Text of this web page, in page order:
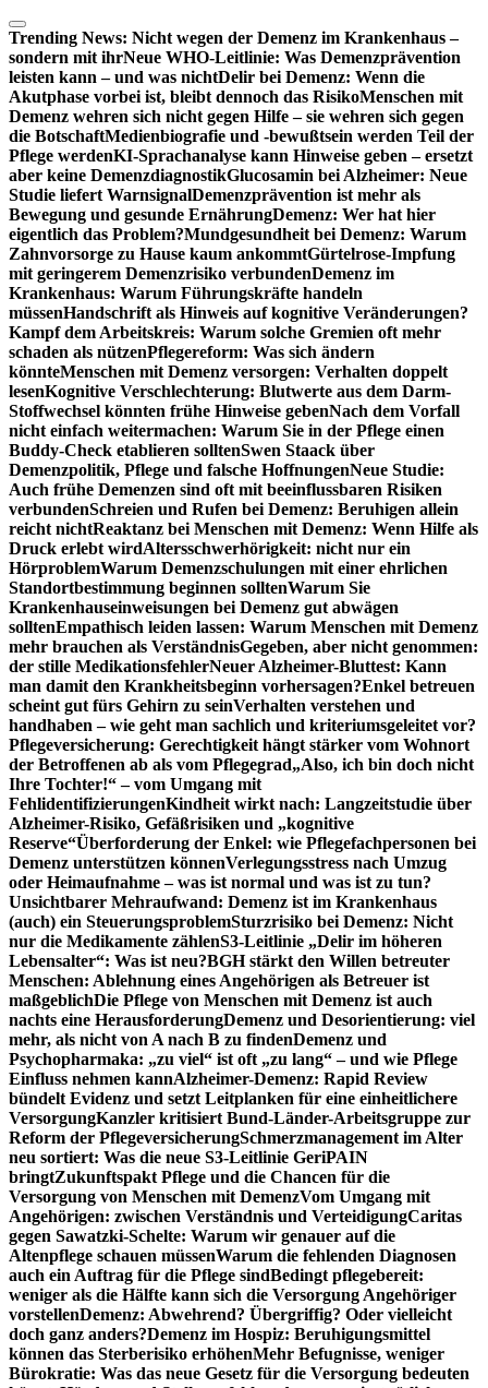
Zum
Inhalt
springen
Trending News: Nicht wegen der Demenz im Krankenhaus –
sondern mit ihrNeue WHO-Leitlinie: Was Demenzprävention
leisten kann – und was nichtDelir bei Demenz: Wenn die
Akutphase vorbei ist, bleibt dennoch das RisikoMenschen mit
Demenz wehren sich nicht gegen Hilfe – sie wehren sich gegen
die BotschaftMedienbiografie und -bewußtsein werden Teil der
Pflege werdenKI-Sprachanalyse kann Hinweise geben – ersetzt
aber keine DemenzdiagnostikGlucosamin bei Alzheimer: Neue
Studie liefert WarnsignalDemenzprävention ist mehr als
Bewegung und gesunde ErnährungDemenz: Wer hat hier
eigentlich das Problem?Mundgesundheit bei Demenz: Warum
Zahnvorsorge zu Hause kaum ankommtGürtelrose-Impfung
mit geringerem Demenzrisiko verbundenDemenz im
Krankenhaus: Warum Führungskräfte handeln
müssenHandschrift als Hinweis auf kognitive Veränderungen?
Kampf dem Arbeitskreis: Warum solche Gremien oft mehr
schaden als nützenPflegereform: Was sich ändern
könnteMenschen mit Demenz versorgen: Verhalten doppelt
lesenKognitive Verschlechterung: Blutwerte aus dem Darm-
Stoffwechsel könnten frühe Hinweise gebenNach dem Vorfall
nicht einfach weitermachen: Warum Sie in der Pflege einen
Buddy-Check etablieren solltenSwen Staack über
Demenzpolitik, Pflege und falsche HoffnungenNeue Studie:
Auch frühe Demenzen sind oft mit beeinflussbaren Risiken
verbundenSchreien und Rufen bei Demenz: Beruhigen allein
reicht nichtReaktanz bei Menschen mit Demenz: Wenn Hilfe als
Druck erlebt wirdAltersschwerhörigkeit: nicht nur ein
HörproblemWarum Demenzschulungen mit einer ehrlichen
Standortbestimmung beginnen solltenWarum Sie
Krankenhauseinweisungen bei Demenz gut abwägen
solltenEmpathisch leiden lassen: Warum Menschen mit Demenz
mehr brauchen als VerständnisGegeben, aber nicht genommen:
der stille MedikationsfehlerNeuer Alzheimer-Bluttest: Kann
man damit den Krankheitsbeginn vorhersagen?Enkel betreuen
scheint gut fürs Gehirn zu seinVerhalten verstehen und
handhaben – wie geht man sachlich und kriteriumsgeleitet vor?
Pflegeversicherung: Gerechtigkeit hängt stärker vom Wohnort
der Betroffenen ab als vom Pflegegrad„Also, ich bin doch nicht
Ihre Tochter!“ – vom Umgang mit
FehlidentifizierungenKindheit wirkt nach: Langzeitstudie über
Alzheimer-Risiko, Gefäßrisiken und „kognitive
Reserve“Überforderung der Enkel: wie Pflegefachpersonen bei
Demenz unterstützen könnenVerlegungsstress nach Umzug
oder Heimaufnahme – was ist normal und was ist zu tun?
Unsichtbarer Mehraufwand: Demenz ist im Krankenhaus
(auch) ein SteuerungsproblemSturzrisiko bei Demenz: Nicht
nur die Medikamente zählenS3-Leitlinie „Delir im höheren
Lebensalter“: Was ist neu?BGH stärkt den Willen betreuter
Menschen: Ablehnung eines Angehörigen als Betreuer ist
maßgeblichDie Pflege von Menschen mit Demenz ist auch
nachts eine HerausforderungDemenz und Desorientierung: viel
mehr, als nicht von A nach B zu findenDemenz und
Psychopharmaka: „zu viel“ ist oft „zu lang“ – und wie Pflege
Einfluss nehmen kannAlzheimer-Demenz: Rapid Review
bündelt Evidenz und setzt Leitplanken für eine einheitlichere
VersorgungKanzler kritisiert Bund-Länder-Arbeitsgruppe zur
Reform der PflegeversicherungSchmerzmanagement im Alter
neu sortiert: Was die neue S3-Leitlinie GeriPAIN
bringtZukunftspakt Pflege und die Chancen für die
Versorgung von Menschen mit DemenzVom Umgang mit
Angehörigen: zwischen Verständnis und VerteidigungCaritas
gegen Sawatzki-Schelte: Warum wir genauer auf die
Altenpflege schauen müssenWarum die fehlenden Diagnosen
auch ein Auftrag für die Pflege sindBedingt pflegebereit:
weniger als die Hälfte kann sich die Versorgung Angehöriger
vorstellenDemenz: Abwehrend? Übergriffig? Oder vielleicht
doch ganz anders?Demenz im Hospiz: Beruhigungsmittel
können das Sterberisiko erhöhenMehr Befugnisse, weniger
Bürokratie: Was das neue Gesetz für die Versorgung bedeuten